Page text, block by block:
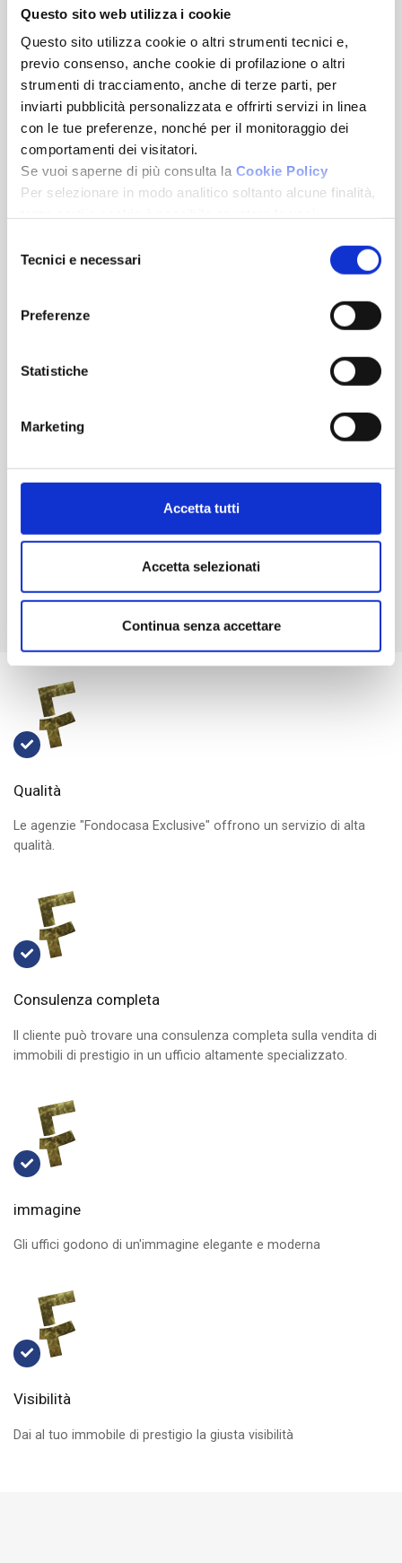
Questo sito web utilizza i cookie
Questo sito utilizza cookie o altri strumenti tecnici e,
previo consenso, anche cookie di profilazione o altri
strumenti di tracciamento, anche di terze parti, per
inviarti pubblicità personalizzata e offrirti servizi in linea
con le tue preferenze, nonché per il monitoraggio dei
comportamenti dei visitatori.
Se vuoi saperne di più consulta la Cookie Policy
Per selezionare in modo analitico soltanto alcune finalità,
Chiudendo questo banner tramite l’apposito comando
“Continua senza accettare” continuerai la navigazione del
sito in assenza di cookie o altri strumenti di tracciamento
diversi da quelli tecnici.
delTecnici e necessari
Preferenze
Statistiche
Marketing
Accetta tutti
Accetta selezionati
Continua senza accettare
Ultime news
23/06/2026
Fondocasa apre una nuova fase: territori, manager e
visione di crescita
Pietra Ligure (SV), l’ex Hotel Capri cambia pelle: al via la
rigenerazione a pochi passi dal mare
21/05/2026
Pietra Ligure, il nuovo costruito supera le medie: bilocali
AGAIN: la rete Fondocasa si ritrova, ancora
Qualità
Le agenzie "Fondocasa Exclusive" offrono un servizio di alta
qualità.
Consulenza completa
Il cliente può trovare una consulenza completa sulla vendita di
immobili di prestigio in un ufficio altamente specializzato.
immagine
Gli uffici godono di un'immagine elegante e moderna
Visibilità
Dai al tuo immobile di prestigio la giusta visibilità